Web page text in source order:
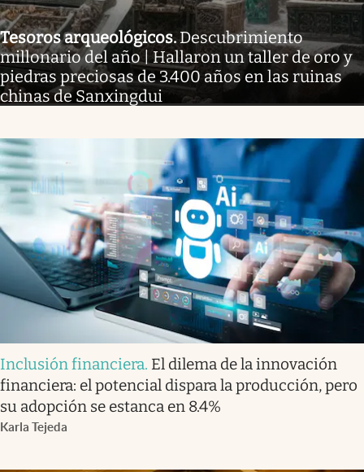
Tesoros arqueológicos.Descubrimiento
millonario del año | Hallaron un taller de oro y
piedras preciosas de 3.400 años en las ruinas
chinas de Sanxingdui
Inclusión financiera. El dilema de la innovación
financiera: el potencial dispara la producción, pero
su adopción se estanca en 8.4%
Karla Tejeda